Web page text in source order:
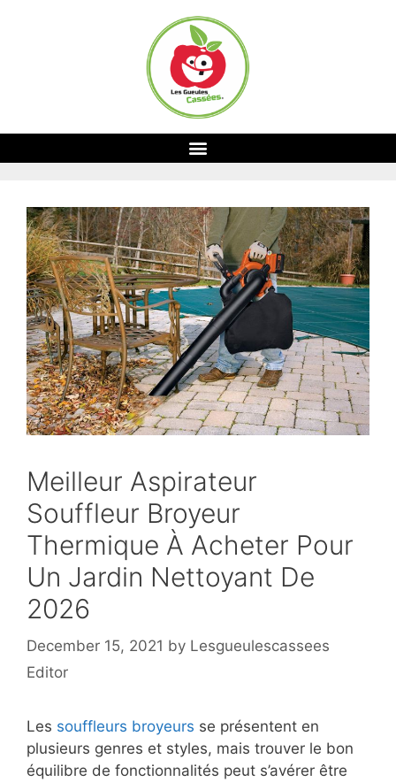
Meilleur Aspirateur
Souffleur Broyeur
Thermique À Acheter Pour
Un Jardin Nettoyant De
2026
December 15, 2021 by Lesgueulescassees
Editor
Les souffleurs broyeurs se présentent en
plusieurs genres et styles, mais trouver le bon
équilibre de fonctionnalités peut s’avérer être